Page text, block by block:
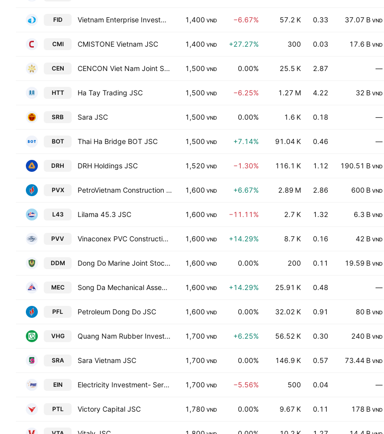
FID Vietnam Enterprise Investment and Development Joint Stock Company 1,400 VND −6.67% 57.2 K 0.33 37.07 B VND
CMI CMISTONE Vietnam JSC 1,400 VND +27.27% 300 0.03 17.6 B VND
CEN CENCON Viet Nam Joint Stock Co 1,500 VND 0.00% 25.5 K 2.87 —
HTT Ha Tay Trading JSC 1,500 VND −6.25% 1.27 M 4.22 32 B VND
SRB Sara JSC 1,500 VND 0.00% 1.6 K 0.18 —
BOT Thai Ha Bridge BOT JSC 1,500 VND +7.14% 91.04 K 0.46 —
DRH DRH Holdings JSC 1,520 VND −1.30% 116.1 K 1.12 190.51 B VND
PVX PetroVietnam Construction JSC 1,600 VND +6.67% 2.89 M 2.86 600 B VND
L43 Lilama 45.3 JSC 1,600 VND −11.11% 2.7 K 1.32 6.3 B VND
PVV Vinaconex PVC Construction Investment JSC 1,600 VND +14.29% 8.7 K 0.16 42 B VND
DDM Dong Do Marine Joint Stock Company 1,600 VND 0.00% 200 0.11 19.59 B VND
MEC Song Da Mechanical Assembling JSC 1,600 VND +14.29% 25.91 K 0.48 —
PFL Petroleum Dong Do JSC 1,600 VND 0.00% 32.02 K 0.91 80 B VND
VHG Quang Nam Rubber Investment Joint Stock Company 1,700 VND +6.25% 56.52 K 0.30 240 B VND
SRA Sara Vietnam JSC 1,700 VND 0.00% 146.9 K 0.57 73.44 B VND
EIN Electricity Investment- Service-Trade Joint Stock Co 1,700 VND −5.56% 500 0.04 —
PTL Victory Capital JSC 1,780 VND 0.00% 9.67 K 0.11 178 B VND